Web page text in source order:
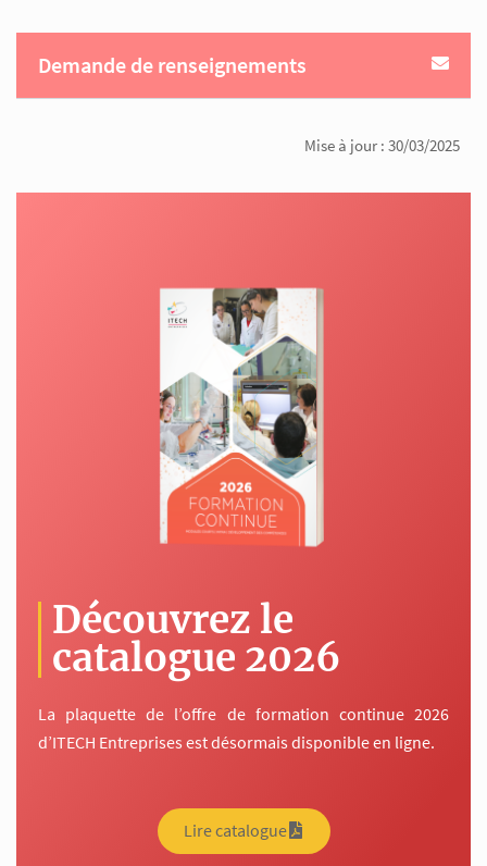
Demande de renseignements
Mise à jour : 30/03/2025
Découvrez le
catalogue 2026
La plaquette de l’offre de formation continue 2026
d’ITECH Entreprises est désormais disponible en ligne.
Lire catalogue